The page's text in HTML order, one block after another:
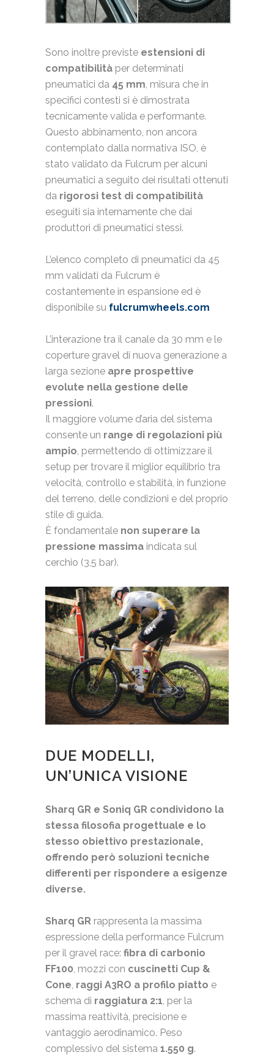
Sono inoltre previste estensioni di
compatibilità per determinati
pneumatici da 45 mm , misura che in
specifici contesti si è dimostrata
tecnicamente valida e performante.
Questo abbinamento, non ancora
contemplato dalla normativa ISO, è
stato validato da Fulcrum per alcuni
pneumatici a seguito dei risultati ottenuti
da rigorosi test di compatibilità
eseguiti sia internamente che dai
produttori di pneumatici stessi.
L’elenco completo di pneumatici da 45
mm validati da Fulcrum è
costantemente in espansione ed è
disponibile su fulcrumwheels.com
L’interazione tra il canale da 30 mm e le
coperture gravel di nuova generazione a
larga sezione apre prospettive
evolute nella gestione delle
pressioni.
Il maggiore volume d’aria del sistema
consente un range di regolazioni più
ampio , permettendo di ottimizzare il
setup per trovare il miglior equilibrio tra
velocità, controllo e stabilità, in funzione
del terreno, delle condizioni e del proprio
stile di guida.
È fondamentale non superare la
pressione massima indicata sul
cerchio (3,5 bar).
DUE MODELLI,
UN’UNICA VISIONE
Sharq GR e Soniq GR condividono la
stessa filosofia progettuale e lo
stesso obiettivo prestazionale,
offrendo però soluzioni tecniche
differenti per rispondere a esigenze
diverse.
Sharq GR rappresenta la massima
espressione della performance Fulcrum
per il gravel race: fibra di carbonio
FF100 , mozzi con cuscinetti Cup &
Cone raggi A3RO a profilo piatto e
schema di raggiatura 2:1 , per la
massima reattività, precisione e
vantaggio aerodinamico. Peso
complessivo del sistema 1.550 g.